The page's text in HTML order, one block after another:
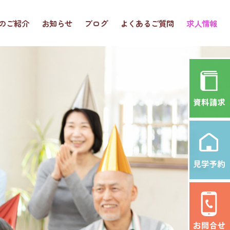
ご紹介 お知らせ ブログ よくあるご質問 求人情報